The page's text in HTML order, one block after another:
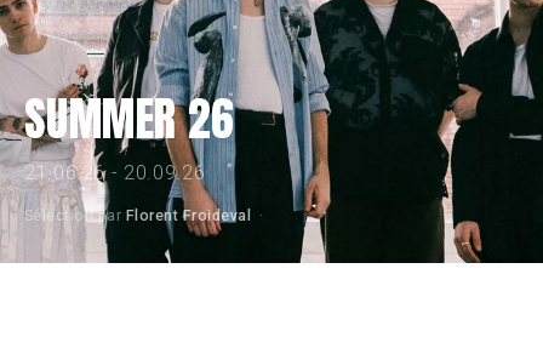
TELEGRAM
REVIEW
PLAYLIST
SUMMER 26
21.06.26 - 20.09.26
Sélection par Florent Froideval ·